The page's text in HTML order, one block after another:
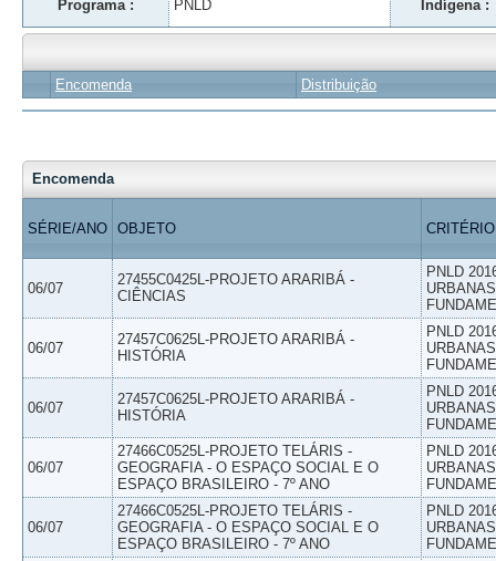
Programa : PNLD Indígena :
Encomenda Distribuição
Encomenda
SÉRIE/ANO OBJETO CRITÉRIO
06/07
27455C0425L-PROJETO ARARIBÁ -
CIÊNCIAS
PNLD
06/07
27457C0625L-PROJETO ARARIBÁ -
HISTÓRIA
PNLD
06/07
27457C0625L-PROJETO ARARIBÁ -
HISTÓRIA
PNLD
06/07
27466C0525L-PROJETO TELÁRIS -
GEOGRAFIA - O ESPAÇO SOCIAL E O
ESPAÇO BRASILEIRO - 7º ANO
PNLD
06/07
27466C0525L-PROJETO TELÁRIS -
GEOGRAFIA - O ESPAÇO SOCIAL E O
ESPAÇO BRASILEIRO - 7º ANO
PNLD